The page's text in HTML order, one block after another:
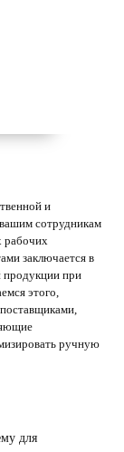
и
сотрудникам
рабочих
заключается в
продукции при
этого,
ручную